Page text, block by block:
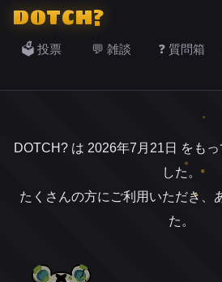
DOTCH?
🗳️ 投票 💬 雑談 ❓ 質問箱
DOTCH? は 2026年7月21日 をも
した。
たくさんの方にご利用いただき、
た。